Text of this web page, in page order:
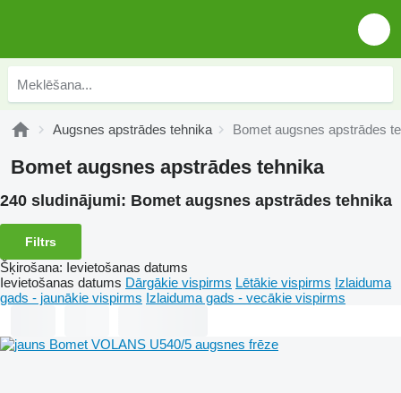
Augsnes apstrādes tehnika Bomet augsnes apstrādes
Bomet augsnes apstrādes tehnika
240 sludinājumi: Bomet augsnes apstrādes tehnika
Filtrs
Šķirošana: Ievietošanas datums
Ievietošanas datums Dārgākie vispirms Lētākie vispirms Izlaiduma
gads - jaunākie vispirms Izlaiduma gads - vecākie vispirms